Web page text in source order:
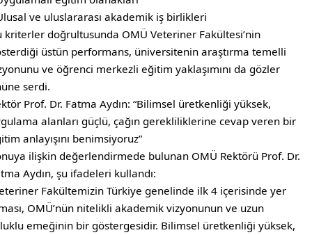
ve uluslararası akademik iş birlikleri
kriterler doğrultusunda OMÜ Veteriner Fakültesi’nin
üstün performans, üniversitenin araştırma temelli
ve öğrenci merkezli eğitim yaklaşımını da gözler
serdi.
Prof. Dr. Fatma Aydın: “Bilimsel üretkenliği yüksek,
alanları güçlü, çağın gerekliliklerine cevap veren bir
anlayışını benimsiyoruz”
ilişkin değerlendirmede bulunan OMÜ Rektörü Prof. Dr.
Aydın, şu ifadeleri kullandı:
Fakültemizin Türkiye genelinde ilk 4 içerisinde yer
OMÜ’nün nitelikli akademik vizyonunun ve uzun
emeğinin bir göstergesidir. Bilimsel üretkenliği yüksek,